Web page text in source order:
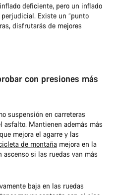
deficiente, pero un inflado
Existe un “punto
disfrutarás de mejores
con presiones más
suspensión en carreteras
asfalto. Mantienen además más
mejora el agarre y las
de montaña mejora en la
si las ruedas van más
baja en las ruedas